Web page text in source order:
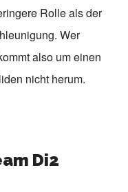
Rolle als der
Wer
also um einen
nicht herum.
Di2